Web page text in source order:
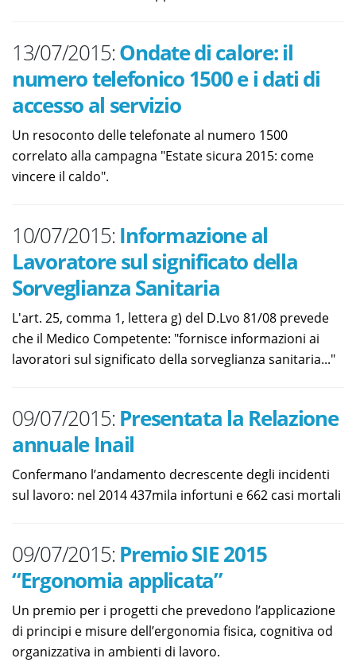
13/07/2015:Ondate di calore: il
numero telefonico 1500 e i dati di
accesso al servizio
Un resoconto delle telefonate al numero 1500
correlato alla campagna "Estate sicura 2015: come
vincere il caldo".
10/07/2015: Informazione al
Lavoratore sul significato della
Sorveglianza Sanitaria
L'art. 25, comma 1, lettera g) del D.Lvo 81/08 prevede
che il Medico Competente: "fornisce informazioni ai
lavoratori sul significato della sorveglianza sanitaria..."
09/07/2015: Presentata la Relazione
annuale Inail
Confermano l’andamento decrescente degli incidenti
sul lavoro: nel 2014 437mila infortuni e 662 casi mortali
09/07/2015: Premio SIE 2015
“Ergonomia applicata”
Un premio per i progetti che prevedono l’applicazione
di principi e misure dell’ergonomia fisica, cognitiva od
organizzativa in ambienti di lavoro.